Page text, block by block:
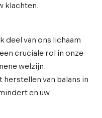
klachten.
deel van ons lichaam
cruciale rol in onze
welzijn.
van balans in
en uw